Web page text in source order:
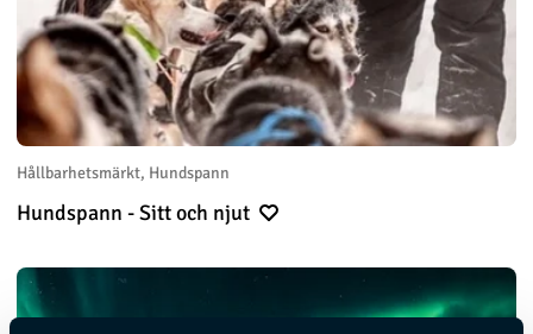
Hållbarhetsmärkt, Hundspann
Hundspann - Sitt och njut